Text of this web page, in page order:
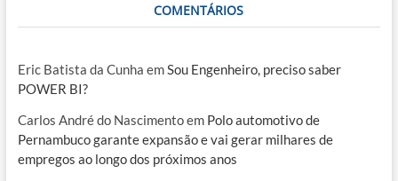
COMENTÁRIOS
Eric Batista da Cunha emSou Engenheiro, preciso saber
POWER BI?
Carlos André do Nascimentoem Polo automotivo de
Pernambuco garante expansão e vai gerar milhares de
empregos ao longo dos próximos anos